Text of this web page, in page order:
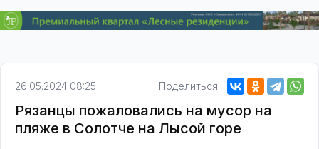
26.05.2024 08:25 Поделиться:
Рязанцы пожаловались на мусор на
пляже в Солотче на Лысой горе